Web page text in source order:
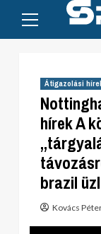
content
Menu
Átigazolási
hírek A
brazil
Kovács